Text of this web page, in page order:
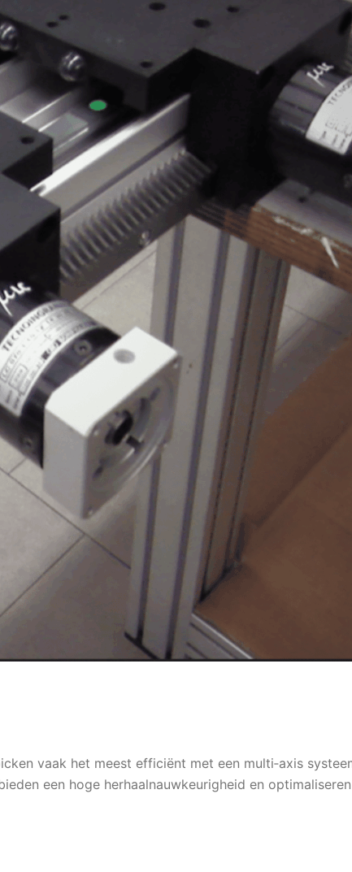
vaak het meest efficiënt met een multi‑axis
een hoge herhaalnauwkeurigheid en